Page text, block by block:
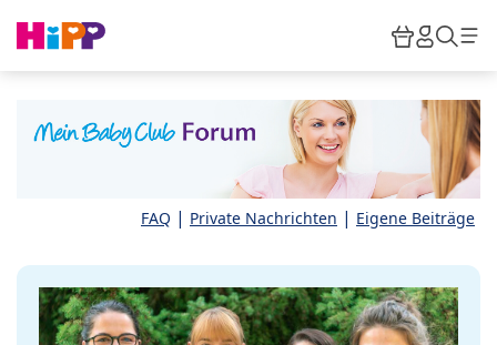
HiPP
FAQ | Private Nachrichten | Eigene Beiträge